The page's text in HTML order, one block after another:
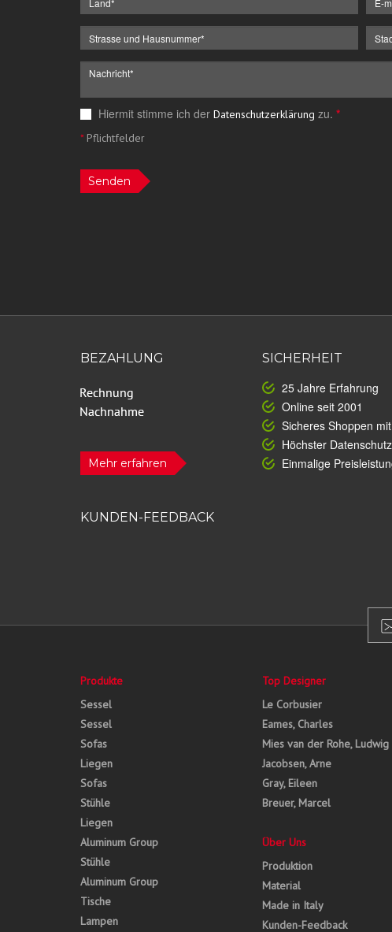
Hiermit stimme ich der Datenschutzerklärung zu. *
*Pflichtfelder
Senden
BEZAHLUNG
Mehr erfahren
SICHERHEIT
25 Jahre Erfahrung
Online seit 2001
Sicheres Shoppen
Höchster Datenschutz
Einmalige
KUNDEN-FEEDBACK
Produkte
Sessel
Sessel
Sofas
Liegen
Sofas
Stühle
Liegen
Aluminum Group
Stühle
Aluminum Group
Tische
Lampen
Top Designer
Le Corbusier
Eames, Charles
Mies van der Rohe, Ludwig
Jacobsen, Arne
Gray, Eileen
Breuer, Marcel
Über Uns
Produktion
Material
Made in Italy
Kunden-Feedback